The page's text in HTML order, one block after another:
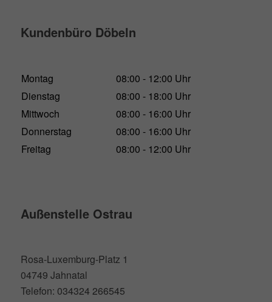
Kundenbüro Döbeln
Montag
08:00 - 12:00 Uhr
Dienstag
08:00 - 18:00 Uhr
Mittwoch
08:00 - 16:00 Uhr
Donnerstag
08:00 - 16:00 Uhr
Freitag
08:00 - 12:00 Uhr
Außenstelle Ostrau
Rosa-Luxemburg-Platz 1
04749 Jahnatal
Telefon: 034324 266545